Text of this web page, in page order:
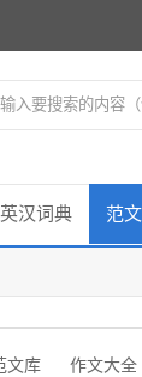
英汉词典 范
文库
作文大全